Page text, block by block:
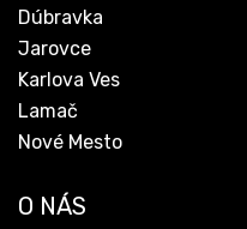
Dúbravka
Jarovce
Karlova Ves
Lamač
Nové Mesto
O NÁS